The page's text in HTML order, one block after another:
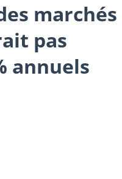
marchés
pas
annuels